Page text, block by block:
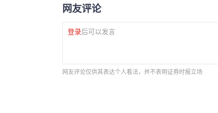
网友评论
登录后可以发言
网友评论仅供其表达个人看法，并不表明证券时报立场